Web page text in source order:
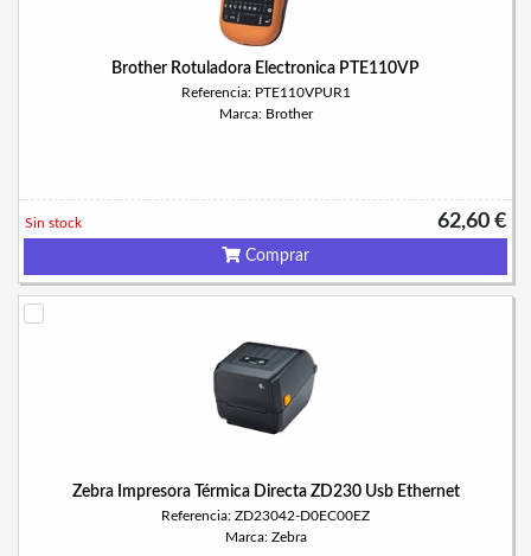
Brother Rotuladora Electronica PTE110VP
Referencia: PTE110VPUR1
Marca: Brother
62,60 €
Sin stock
Comprar
Zebra Impresora Térmica Directa ZD230 Usb Ethernet
Referencia: ZD23042-D0EC00EZ
Marca: Zebra